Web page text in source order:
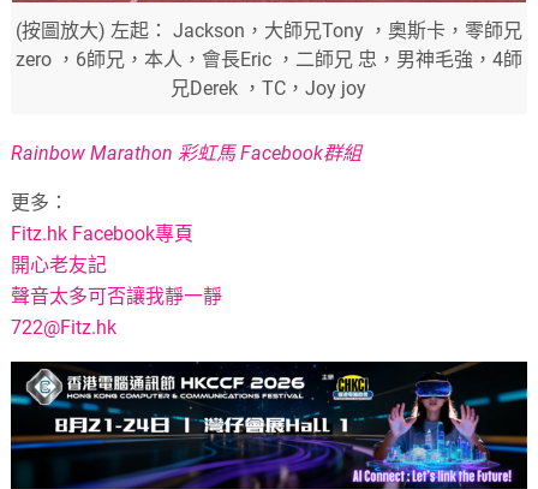
(按圖放大) 左起： Jackson，大師兄Tony ，奧斯卡，零師兄
zero ，6師兄，本人，會長Eric ，二師兄 忠，男神毛強，4師
兄Derek ，TC，Joy joy
Rainbow Marathon 彩虹馬 Facebook群組
更多：
Fitz.hk Facebook專頁
開心老友記
聲音太多可否讓我靜一靜
722@Fitz.hk